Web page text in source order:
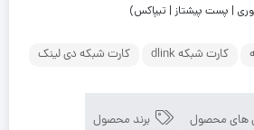
| پست پیشتاز | تیپاکس)
کارت شبکه dlink کارت شبکه دی لینک
های محصول برند محصول